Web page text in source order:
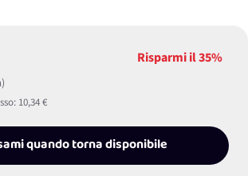
Risparmi il35%
10,34 €
quando torna disponibile